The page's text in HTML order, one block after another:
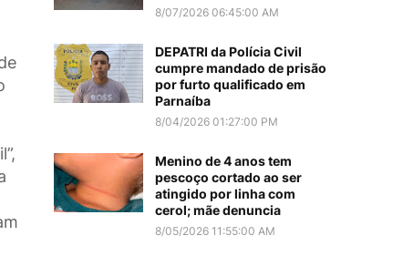
8/07/2026 06:45:00 AM
DEPATRI da Polícia Civil
cumpre mandado de prisão
por furto qualificado em
Parnaíba
8/04/2026 01:27:00 PM
Menino de 4 anos tem
pescoço cortado ao ser
atingido por linha com
cerol; mãe denuncia
8/05/2026 11:55:00 AM